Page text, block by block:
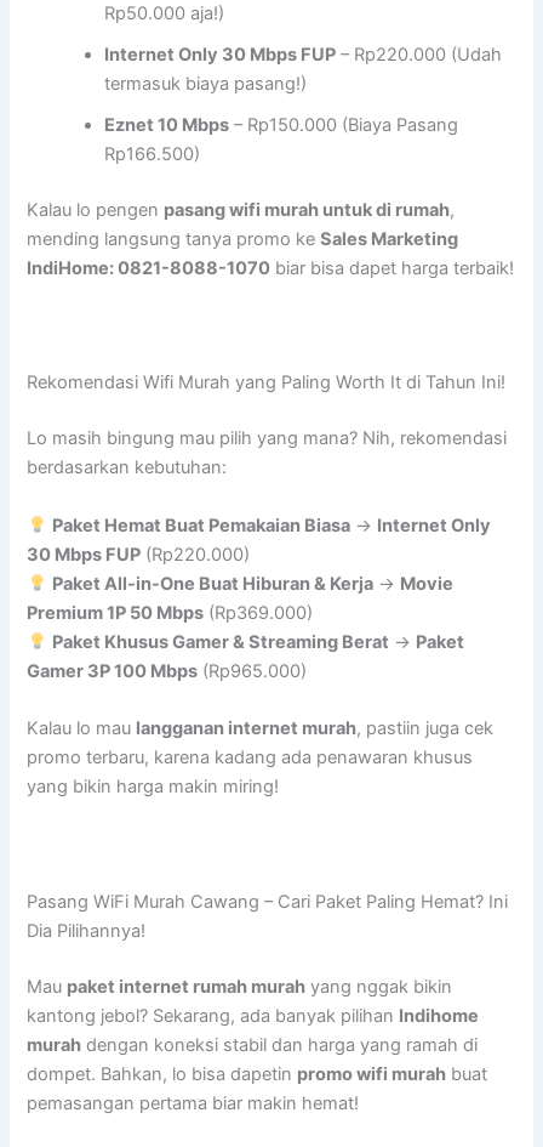
Rp50.000 aja!)
Internet Only 30 Mbps FUP – Rp220.000 (Udah
termasuk biaya pasang!)
Eznet 10 Mbps – Rp150.000 (Biaya Pasang
Rp166.500)
Kalau lo pengen pasang wifi murah untuk di rumah,
mending langsung tanya promo keSales Marketing
IndiHome: 0821-8088-1070 biar bisa dapet harga terbaik!
Rekomendasi Wifi Murah yang Paling Worth It di Tahun Ini!
Lo masih bingung mau pilih yang mana? Nih, rekomendasi
berdasarkan kebutuhan:
Paket Hemat Buat Pemakaian Biasa → Internet Only
30 Mbps FUP (Rp220.000)
Paket All-in-One Buat Hiburan & Kerja → Movie
Premium 1P 50 Mbps (Rp369.000)
Paket Khusus Gamer & Streaming Berat → Paket
Gamer 3P 100 Mbps (Rp965.000)
Kalau lo mau langganan internet murah, pastiin juga cek
promo terbaru, karena kadang ada penawaran khusus
yang bikin harga makin miring!
Pasang WiFi Murah Cawang – Cari Paket Paling Hemat? Ini
Dia Pilihannya!
Mau paket internet rumah murah yang nggak bikin
kantong jebol? Sekarang, ada banyak pilihan Indihome
murah dengan koneksi stabil dan harga yang ramah di
dompet. Bahkan, lo bisa dapetin promo wifi murah buat
pemasangan pertama biar makin hemat!